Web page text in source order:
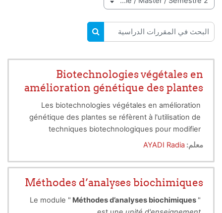
تصنيفات المقررات
البحث في المقررات الدراسية
البحث في المقررات الدراسية
Biotechnologies végétales en
amélioration génétique des plantes
Les biotechnologies végétales en amélioration
génétique des plantes se réfèrent à l'utilisation de
techniques biotechnologiques pour modifier
génétiquement des plantes dans le but d'améliorer
résistance aux maladies, la tolérance aux conditions
environnementales difficiles, le rendement, la
qualité nutritionnelle, et d'autres traits souhaitables.
Ces techniques incluent la modification génétique
معلم: AYADI Radia
Méthodes d’analyses biochimiques
Le module " Méthodes d’analyses biochimiques "